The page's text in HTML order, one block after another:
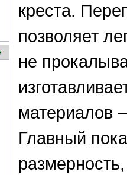
креста.
позволяет
не
материалов
Главный